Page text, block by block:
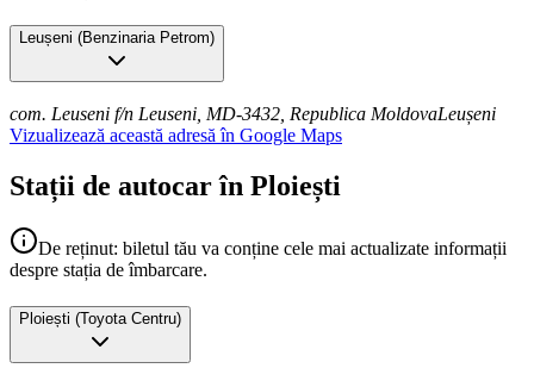
Leușeni (Benzinaria Petrom)
com. Leuseni f/n Leuseni, MD-3432, Republica MoldovaLeușeni
Vizualizează această adresă în Google Maps
Stații de autocar în Ploiești
De reținut: biletul tău va conține cele mai actualizate informații
despre stația de îmbarcare.
Ploiești (Toyota Centru)